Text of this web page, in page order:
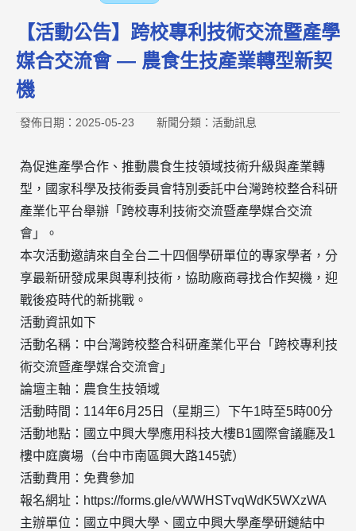
【活動公告】跨校專利技術交流暨產學
媒合交流會 — 農食生技產業轉型新契
機
發佈日期：2025-05-23 新聞分類：活動訊息
為促進產學合作、推動農食生技領域技術升級與產業轉
型，國家科學及技術委員會特別委託中台灣跨校整合科研
產業化平台舉辦「跨校專利技術交流暨產學媒合交流
會」。
本次活動邀請來自全台二十四個學研單位的專家學者，分
享最新研發成果與專利技術，協助廠商尋找合作契機，迎
戰後疫時代的新挑戰。
活動資訊如下
活動名稱：中台灣跨校整合科研產業化平台「跨校專利技
術交流暨產學媒合交流會」
論壇主軸：農食生技領域
活動時間：114年6月25日（星期三）下午1時至5時00分
活動地點：國立中興大學應用科技大樓B1國際會議廳及1
樓中庭廣場（台中市南區興大路145號）
活動費用：免費參加
報名網址：https://forms.gle/vWWHSTvqWdK5WXzWA
主辦單位：國立中興大學、國立中興大學產學研鏈結中